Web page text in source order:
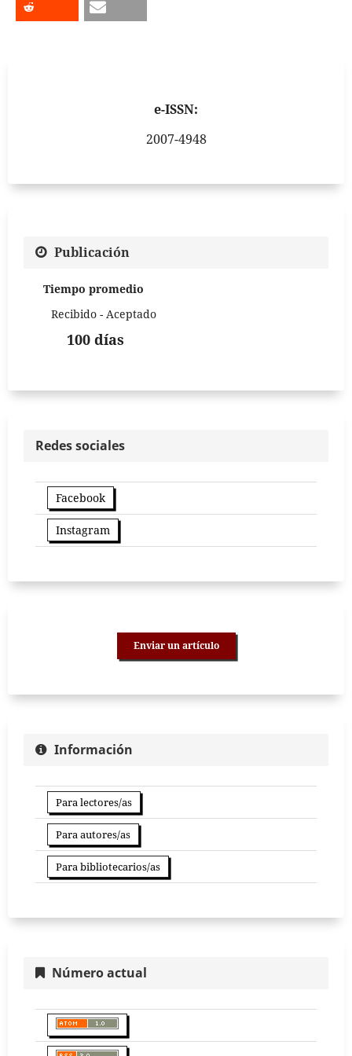
e-ISSN:
2007-4948
Publicación
Tiempo promedio
Recibido - Aceptado
100 días
Redes sociales
Facebook
Instagram
Enviar un artículo
Información
Para lectores/as
Para autores/as
Para bibliotecarios/as
Número actual